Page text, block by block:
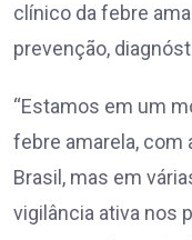
clínico da febre
prevenção,
“Estamos em um
febre amarela, com
Brasil, mas em
vigilância ativa nos